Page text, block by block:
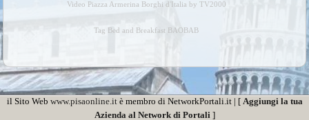
Video Piazza Armerina Borghi d'Italia by TV2000
Tag Bed and Breakfast BAOBAB
il Sito Web www.pisaonline.itè membro di NetworkPortali.it | [ Aggiungi la tua
Azienda al Network di Portali]